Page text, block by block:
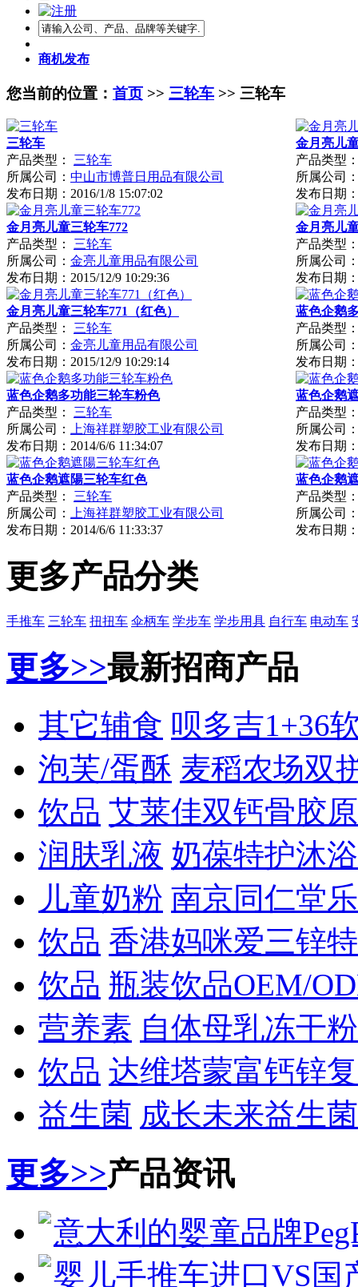
商机发布
您当前的位置： 首页 >> 三轮车 >> 三轮车
三轮车
产品类型：
三轮车
所属公司： 中山市博普日用品有限公司
发布日期： 2016/1/8 15:07:02
金月亮儿
产品类型
所属公司
发布日期
金月亮儿童三轮车772
产品类型：
三轮车
所属公司： 金亮儿童用品有限公司
发布日期： 2015/12/9 10:29:36
金月亮儿
产品类型
所属公司
发布日期
金月亮儿童三轮车771（红色）
产品类型：
三轮车
所属公司： 金亮儿童用品有限公司
发布日期： 2015/12/9 10:29:14
蓝色企鹅
产品类型
所属公司
发布日期
蓝色企鹅多功能三轮车粉色
产品类型：
三轮车
所属公司： 上海祥群塑胶工业有限公司
发布日期： 2014/6/6 11:34:07
蓝色企鹅
产品类型
所属公司
发布日期
蓝色企鹅遮陽三轮车红色
产品类型：
三轮车
所属公司： 上海祥群塑胶工业有限公司
发布日期： 2014/6/6 11:33:37
蓝色企鹅
产品类型
所属公司
发布日期
更多产品分类
手推车 三轮车 扭扭车 伞柄车 学步车 学步用具 自行车 电动车
更多>>最新招商产品
其它辅食 呗多吉1+36
泡芙/蛋酥 麦稻农场双
饮品 艾莱佳双钙骨胶
润肤乳液 奶葆特护沐
儿童奶粉 南京同仁堂
饮品 香港妈咪爱三锌
饮品 瓶装饮品OEM/
营养素 自体母乳冻干
饮品 达维塔蒙富钙锌
益生菌 成长未来益生
更多>>产品资讯
意大利的婴童品牌
婴儿手推车进口VS国